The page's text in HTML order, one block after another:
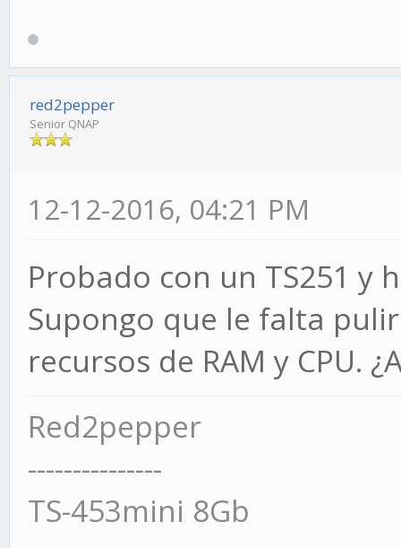
red2pepper
Senior QNAP
12-12-2016, 04:21 PM
Probado con un TS251 y
Supongo que le falta
recursos de RAM y CPU.
Red2pepper
---------------
TS-453mini 8Gb